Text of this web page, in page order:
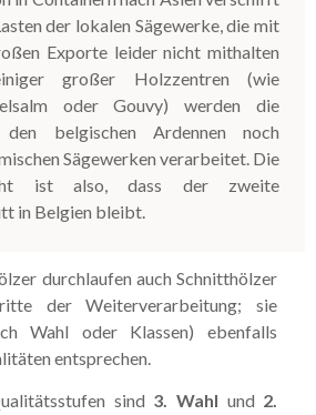
der lokalen Sägewerke, die mit
Exporte leider nicht mithalten
großer Holzzentren (wie
oder Gouvy) werden die
belgischen Ardennen noch
Sägewerken verarbeitet. Die
ist also, dass der zweite
in Belgien bleibt.
durchlaufen auch Schnitthölzer
der Weiterverarbeitung; sie
Wahl oder Klassen) ebenfalls
entsprechen.
sind 3. Wahl und 2.